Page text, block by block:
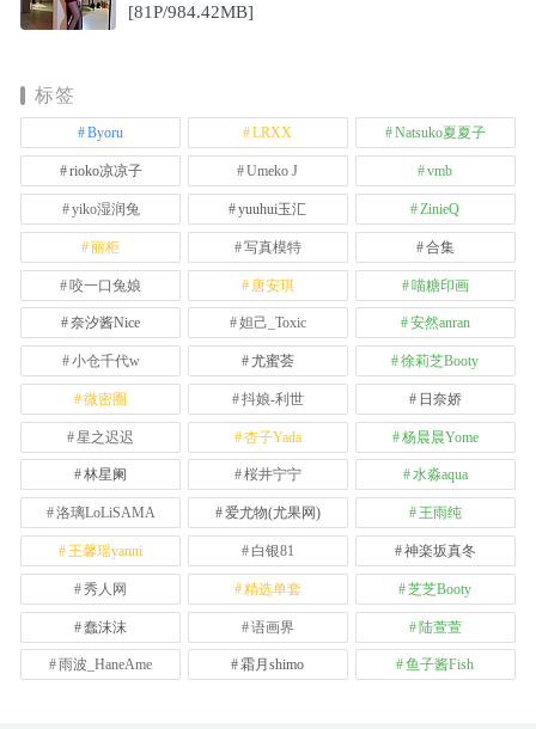
[81P/984.42MB]
标签
Byoru LRXX Natsuko夏夏子
rioko凉凉子 Umeko J vmb
yiko湿润兔 yuuhui玉汇 ZinieQ
丽柜 写真模特 合集
咬一口兔娘 唐安琪 喵糖印画
奈汐酱Nice 妲己_Toxic 安然anran
小仓千代w 尤蜜荟 徐莉芝Booty
微密圈 抖娘-利世 日奈娇
星之迟迟 杏子Yada 杨晨晨Yome
林星阑 桜井宁宁 水淼aqua
洛璃LoLiSAMA 爱尤物(尤果网) 王雨纯
王馨瑶yanni 白银81 神楽坂真冬
秀人网 精选单套 芝芝Booty
蠢沫沫 语画界 陆萱萱
雨波_HaneAme 霜月shimo 鱼子酱Fish